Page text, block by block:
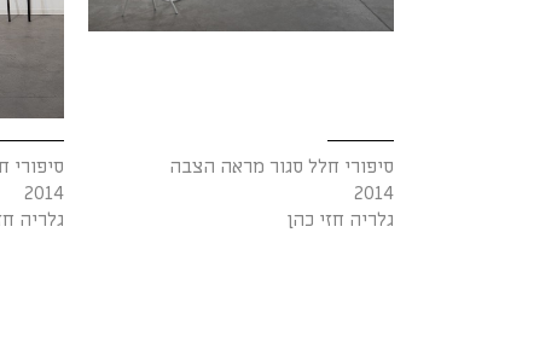
סיפורי חלל סגור מראה הצבה
2014
גלריה חזי כהן
2014
גלריה